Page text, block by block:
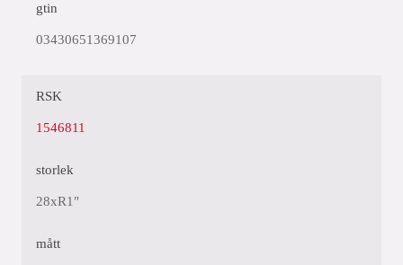
gtin
03430651369107
RSK
1546811
storlek
28xR1"
mått